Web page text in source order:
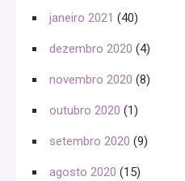
janeiro 2021 (40)
dezembro 2020 (4)
novembro 2020 (8)
outubro 2020 (1)
setembro 2020 (9)
agosto 2020 (15)